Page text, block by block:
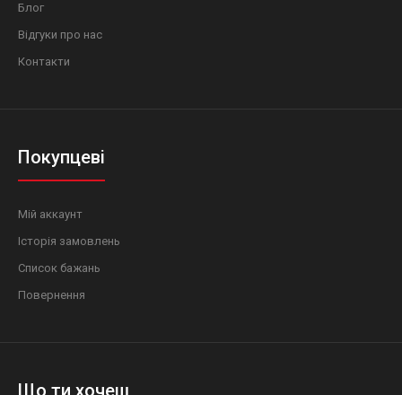
Блог
Відгуки про нас
Контакти
Покупцеві
Мій аккаунт
Історія замовлень
Список бажань
Повернення
Що ти хочеш